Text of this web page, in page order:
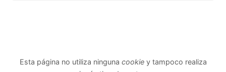
Esta página no utiliza ninguna cookiey tampoco realiza